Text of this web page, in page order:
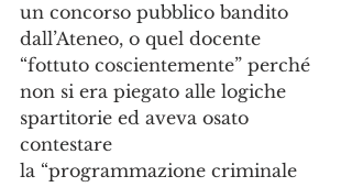
un concorso pubblico bandito
dall’Ateneo, o quel docente
“fottuto coscientemente” perché
non si era piegato alle logiche
spartitorie ed aveva osato
contestare
la “programmazione criminale